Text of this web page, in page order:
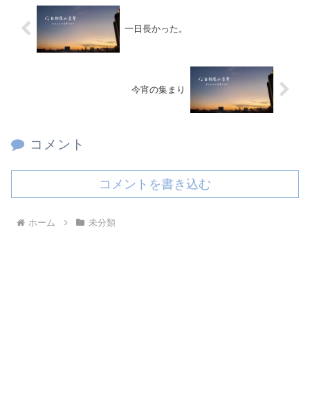
一日長かった。
今宵の集まり
コメント
コメントを書き込む
ホーム 未分類